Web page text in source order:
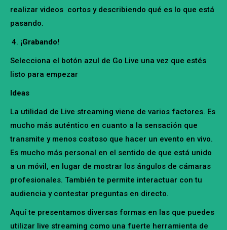
realizar videos cortos y describiendo qué es lo que está
pasando.
¡Grabando!
Selecciona el botón azul de Go Live una vez que estés
listo para empezar
Ideas
La utilidad de Live streaming viene de varios factores. Es
mucho más auténtico en cuanto a la sensación que
transmite y menos costoso que hacer un evento en vivo.
Es mucho más personal en el sentido de que está unido
a un móvil, en lugar de mostrar los ángulos de cámaras
profesionales. También te permite interactuar con tu
audiencia y contestar preguntas en directo.
Aquí te presentamos diversas formas en las que puedes
utilizar live streaming como una fuerte herramienta de